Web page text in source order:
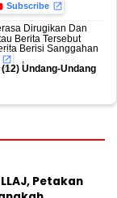
Subscribe
Dirugikan Dan
Berita Tersebut
Berisi Sanggahan
,
Undang-Undang
Petakan